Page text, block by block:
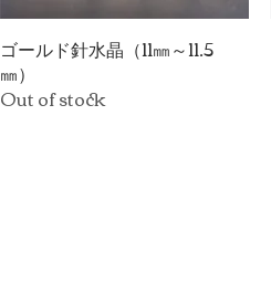
Quick View
ゴールド針水晶（11㎜～11.5
㎜）
Out of stock